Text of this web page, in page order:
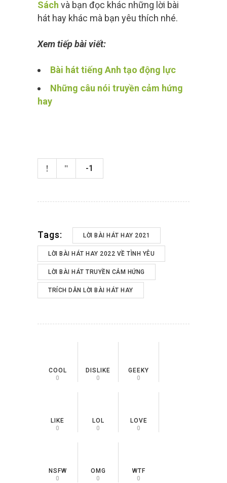
Sách và bạn đọc khác những lời bài
hát hay khác mà bạn yêu thích nhé.
Xem tiếp bài viết:
Bài hát tiếng Anh tạo động lực
Những câu nói truyền cảm hứng
hay
-1
Tags: LỜI BÀI HÁT HAY 2021
LỜI BÀI HÁT HAY 2022 VỀ TÌNH YÊU
LỜI BÀI HÁT TRUYỀN CẢM HỨNG
TRÍCH DẪN LỜI BÀI HÁT HAY
COOL
0
DISLIKE
0
GEEKY
0
LIKE
0
LOL
0
LOVE
0
NSFW
0
OMG
0
WTF
0